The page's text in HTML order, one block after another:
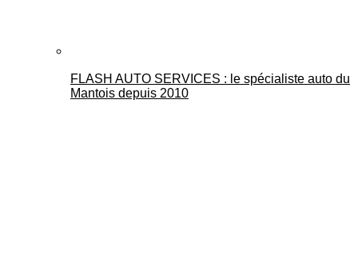
FLASH AUTO SERVICES : le spécialiste auto du
Mantois depuis 2010